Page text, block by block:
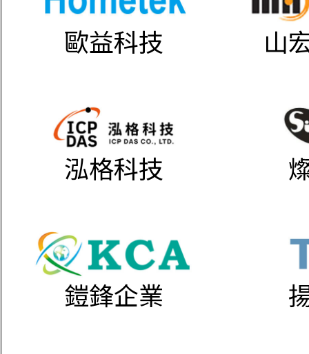
歐益科技 山
泓格科技
鎧鋒企業